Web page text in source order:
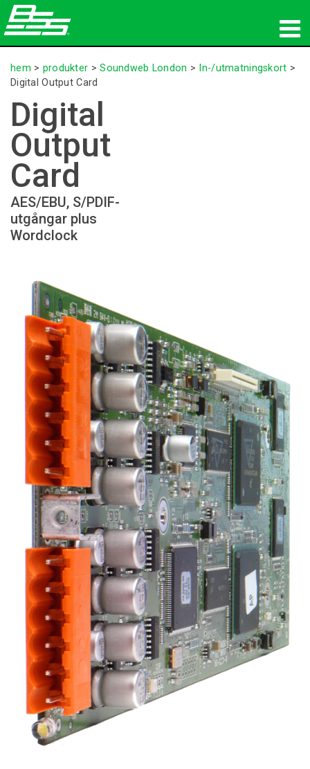
produkter
var man kan köpa
nyheter
utbildning
support
Språk/Region
hem > produkter >Soundweb London > In-/utmatningskort >
Digital Output Card
Digital
Output
Card
AES/EBU, S/PDIF-
utgångar plus
Wordclock